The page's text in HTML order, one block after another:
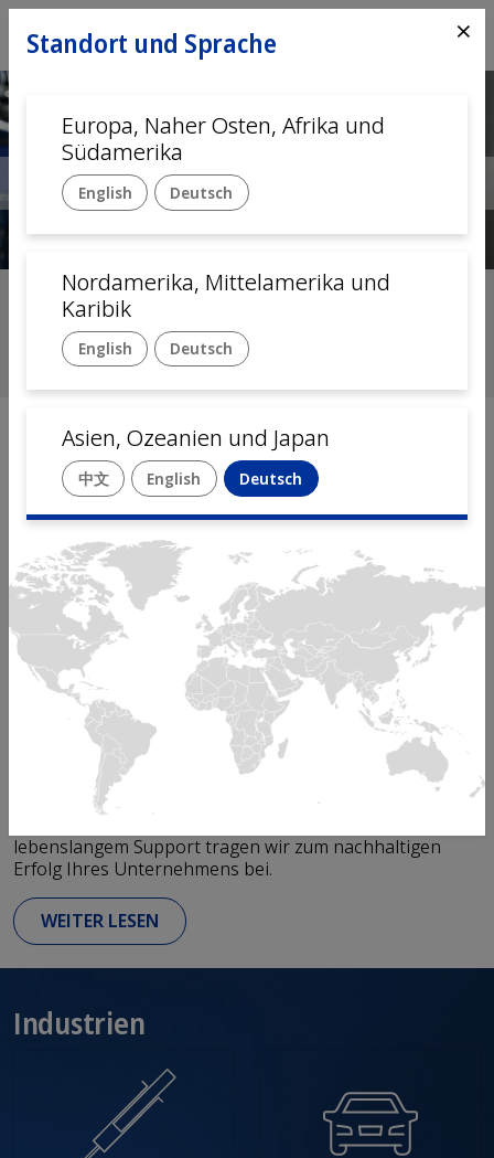
Verlässliche, skalierbare
Montagelösungen
Durch jahrzehntelange Erfahrung
Previous
Startseite
Solutions for manufacturing
excellence
Mikron Automation ist Ihr
weltweiter Partner für
fortschrittliche Montagelösungen.
Wir bei Mikron haben uns verpflichtet, die besten
Montagesysteme und alle erforderlichen
Serviceleistungen während des gesamten Lebenszyklus
Ihres Produkts zu liefern. Mit unserem umfassenden
Engineering-Know-How, komplexen
Prozesskenntnissen, skalierbaren Plattformen und
lebenslangem Support tragen wir zum nachhaltigen
Erfolg Ihres Unternehmens bei.
Standort und Sprache ⨯
Europa, Naher Osten, Afrika und
Südamerika
English Deutsch
Nordamerika, Mittelamerika und
Karibik
English Deutsch
Asien, Ozeanien und Japan
中文 English Deutsch